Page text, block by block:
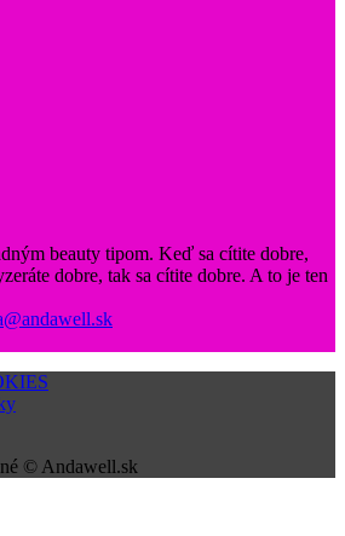
beauty tipom. Keď sa cítite dobre,
dobre, tak sa cítite dobre. A to je ten
© Andawell.sk